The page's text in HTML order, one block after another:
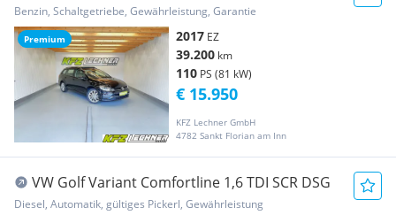
Premium
"LED*PANO*SITZH*NAVI"
Benzin, Schaltgetriebe, Gewährleistung, Garantie
2017 EZ
39.200 km
110 PS (81 kW)
KFZ Lechner GmbH
4782 Sankt Florian am Inn
€ 15.950
VW Golf Variant Comfortline 1,6 TDI SCR DSG
Diesel, Automatik, gültiges Pickerl, Gewährleistung